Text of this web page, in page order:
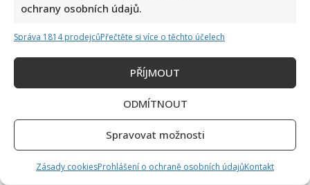
ochrany osobních údajů.
Správa 1814 prodejcůPřečtěte si více o těchto účelech
PŘÍJMOUT
ODMÍTNOUT
Spravovat možnosti
Zásady cookiesProhlášení o ochraně osobních údajůKontakt
Napsat komentář
Vaše e-mailová adresa nebude zveřejněna.
Vyžadované informace jsou označeny*